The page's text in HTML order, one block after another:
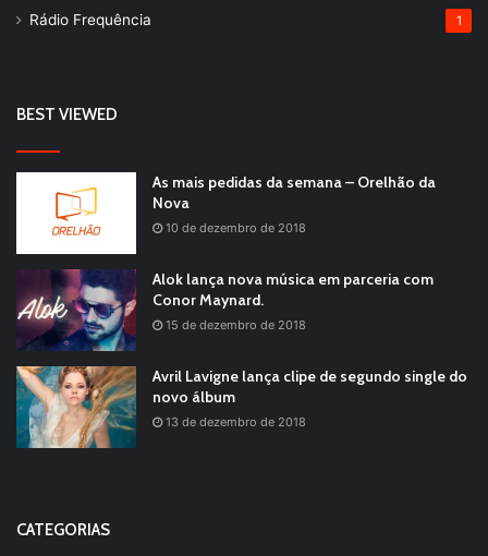
Rádio Frequência 1
BEST VIEWED
As mais pedidas da semana – Orelhão da
Nova
10 de dezembro de 2018
Alok lança nova música em parceria com
Conor Maynard.
15 de dezembro de 2018
Avril Lavigne lança clipe de segundo single do
novo álbum
13 de dezembro de 2018
CATEGORIAS